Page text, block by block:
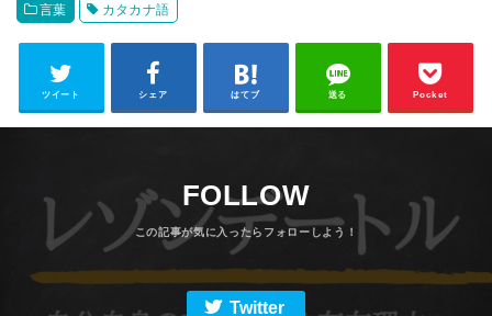
言葉 カタカナ語
ツイート シェア はてブ 送る Pocket
FOLLOW
Twitter